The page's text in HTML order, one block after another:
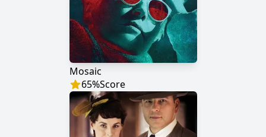
Mosaic
65%Score